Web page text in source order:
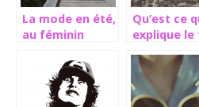
La mode en été,
au féminin
Qu’est ce
explique
« running »
soient
en vogue ?